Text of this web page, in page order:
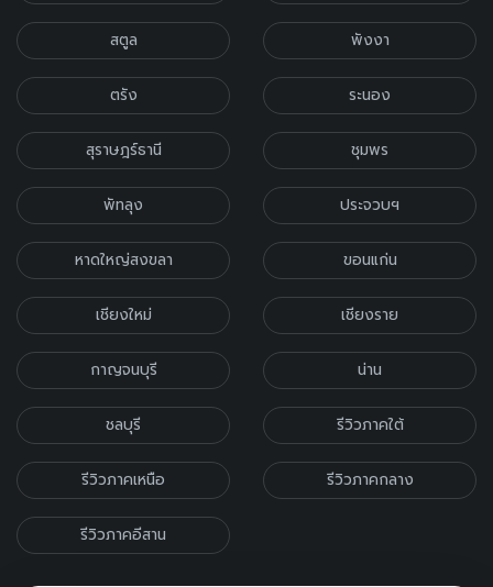
สตูล พังงา
ตรัง ระนอง
สุราษฎร์ธานี ชุมพร
พัทลุง ประจวบฯ
หาดใหญ่สงขลา ขอนแก่น
เชียงใหม่ เชียงราย
กาญจนบุรี น่าน
ชลบุรี รีวิวภาคใต้
รีวิวภาคเหนือ รีวิวภาคกลาง
รีวิวภาคอีสาน